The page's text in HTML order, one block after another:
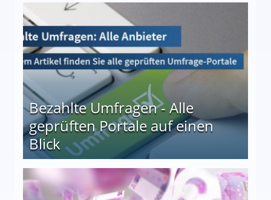
Bezahlte Umfragen - Alle
geprüften Portale auf einen
Blick
auf einen Blick